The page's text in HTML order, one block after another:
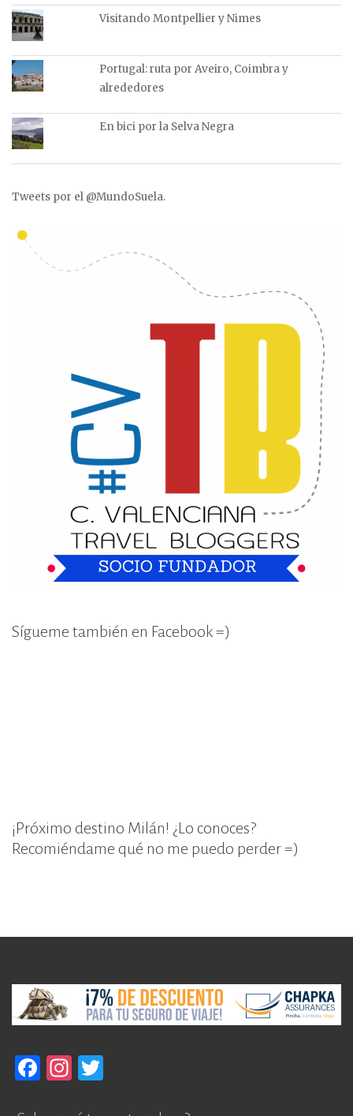
Visitando Montpellier y Nimes
Portugal: ruta por Aveiro, Coimbra y
alrededores
En bici por la Selva Negra
Tweets por el @MundoSuela.
Sígueme también en Facebook =)
¡Próximo destino Milán! ¿Lo conoces?
Recomiéndame qué no me puedo perder =)
F
In